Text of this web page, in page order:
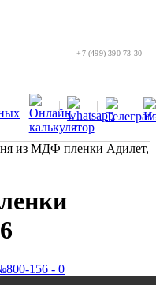
+7 (499) 390-73-30
из МДФ пленки Адилет,